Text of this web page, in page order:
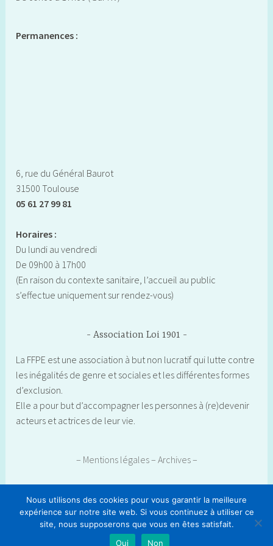
Permanences :
6, rue du Général Baurot
31500 Toulouse
05 61 27 99 81
Horaires :
Du lundi au vendredi
De 09h00 à 17h00
(En raison du contexte sanitaire, l’accueil au public
s’effectue uniquement sur rendez-vous)
Association Loi 1901
La FFPE est une association à but non lucratif qui lutte contre
les inégalités de genre et sociales et les différentes formes
d’exclusion.
Elle a pour but d’accompagner les personnes à (re)devenir
acteurs et actrices de leur vie.
– Mentions légales– Archives –
FIÈREMENT PROPULSÉ PAR WORDPRESS | THÈME :
DARA PAR
AUTOMATTIC
Nous utilisons des cookies pour vous garantir la meilleure
expérience sur notre site web. Si vous continuez à utiliser ce
site, nous supposerons que vous en êtes satisfait.
Oui
Non